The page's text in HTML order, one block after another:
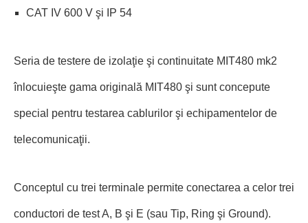
CAT IV 600 V şi IP 54
Seria de testere de izolaţie şi continuitate MIT480 mk2
înlocuieşte gama originală MIT480 şi sunt concepute
special pentru testarea cablurilor şi echipamentelor de
telecomunicaţii.
Conceptul cu trei terminale permite conectarea a celor trei
conductori de test A, B şi E (sau Tip, Ring şi Ground).